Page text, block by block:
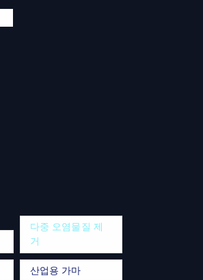
다중 오염물질 제
거
산업용 가마